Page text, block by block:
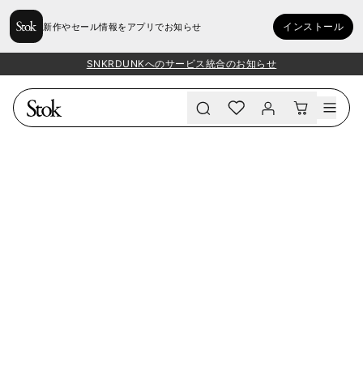
新作やセール情報をアプリでお知らせ インストール
SNKRDUNKへのサービス統合のお知らせ